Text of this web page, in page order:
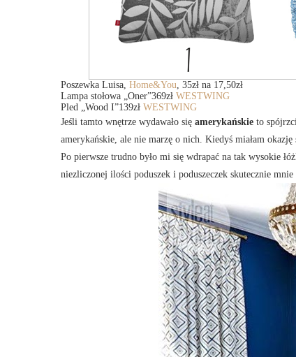
Poszewka Luisa, Home&You, 35zł na 17,50zł
Lampa stołowa „Oner”369zł WESTWING
Pled „Wood I”139zł WESTWING
Jeśli tamto wnętrze wydawało się amerykańskie to
amerykańskie, ale nie marzę o nich. Kiedyś miałam
Po pierwsze trudno było mi się wdrapać na tak wysokie
niezliczonej ilości poduszek i poduszeczek skutecznie mnie